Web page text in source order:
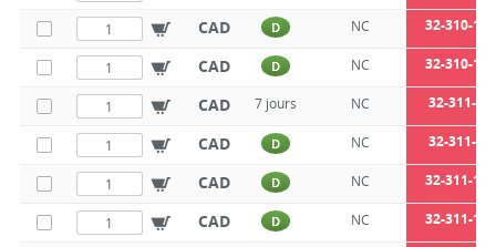
CAD D NC 32-310-10-
CAD D NC 32-310-10-
CAD 7 jours NC 32-311-8-4
CAD D NC 32-311-8-5
CAD D NC 32-311-10-
CAD D NC 32-311-10-